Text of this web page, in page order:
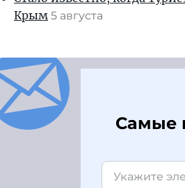
Крым 5 августа
Самые